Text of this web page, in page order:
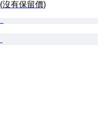
(沒有保留價)